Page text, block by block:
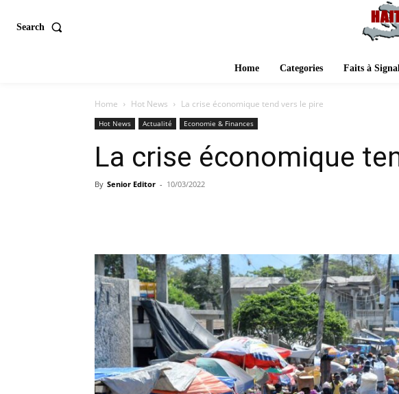
Search
Home Categories Faits à
Home Hot News La crise économique tend vers le pire
Hot News Actualité Economie & Finances
La crise économique
By Senior Editor - 10/03/2022